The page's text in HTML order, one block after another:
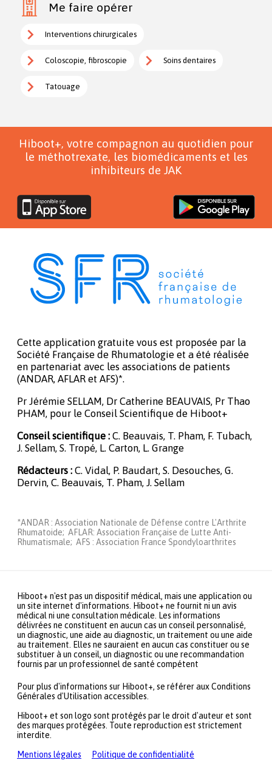
Me faire opérer
Interventions chirurgicales
Coloscopie, fibroscopie Soins dentaires
Tatouage
Hiboot+, votre compagnon au quotidien pour
le méthotrexate, les biomédicaments et les
inhibiteurs de JAK
Cette application gratuite vous est proposée par la
Société Française de Rhumatologie et a été réalisée
en partenariat avec les associations de patients
(ANDAR, AFLAR et AFS)*.
Pr Jérémie SELLAM, Dr Catherine BEAUVAIS, Pr Thao
PHAM, pour le Conseil Scientifique de Hiboot+
Conseil scientifique : C. Beauvais, T. Pham, F. Tubach,
J. Sellam, S. Tropé, L. Carton, L. Grange
Rédacteurs : C. Vidal, P. Baudart, S. Desouches, G.
Dervin, C. Beauvais, T. Pham, J. Sellam
*ANDAR : Association Nationale de Défense contre L'Arthrite
Rhumatoide; AFLAR: Association Française de Lutte Anti-
Rhumatismale; AFS : Association France Spondyloarthrites
Hiboot+ n'est pas un dispositif médical, mais une application ou
un site internet d'informations. Hiboot+ ne fournit ni un avis
médical ni une consultation médicale. Les informations
délivrées ne constituent en aucun cas un conseil personnalisé,
un diagnostic, une aide au diagnostic, un traitement ou une aide
au traitement. Elles ne sauraient en aucun cas constituer ou se
substituer à un conseil, un diagnostic ou une recommandation
fournis par un professionnel de santé compétent
Pour plus d'informations sur Hiboot+, se référer aux Conditions
Générales d'Utilisation accessibles.
Hiboot+ et son logo sont protégés par le droit d'auteur et sont
des marques protégées. Toute reproduction est strictement
interdite.
Mentions légales
Politique de confidentialité